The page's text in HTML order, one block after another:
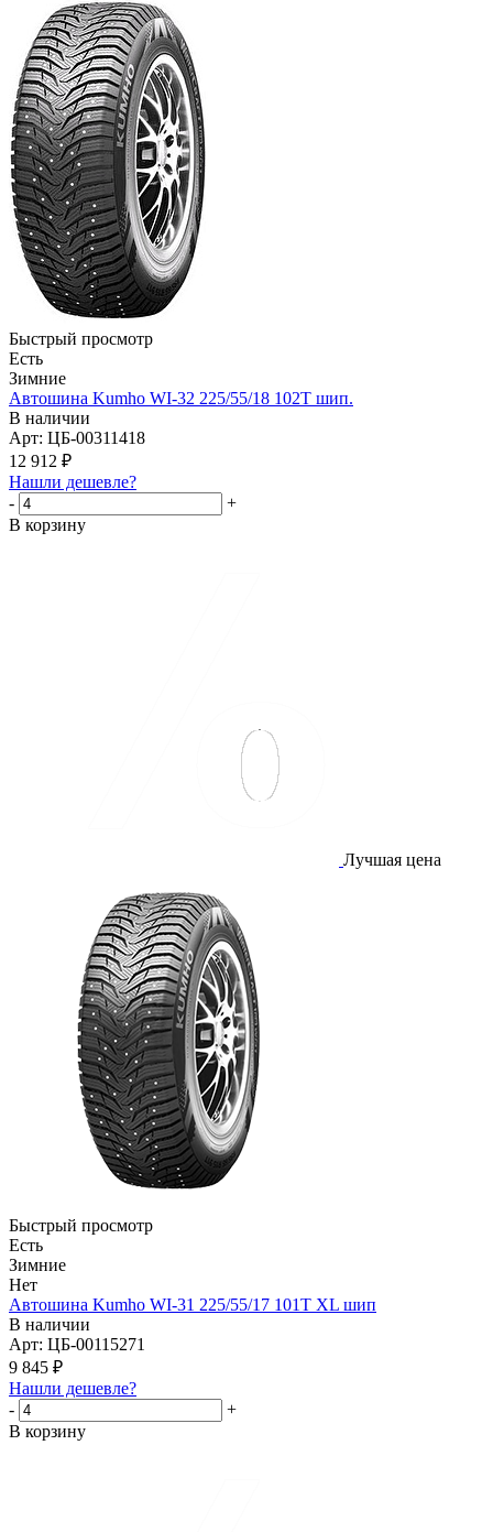
Быстрый просмотр
Есть
Зимние
Автошина Kumho WI-32 225/55/18 102T шип.
В наличии
Арт: ЦБ-00311418
12 912 ₽
Нашли дешевле?
-
+
В корзину
Лучшая цена
Быстрый просмотр
Есть
Зимние
Нет
Автошина Kumho WI-31 225/55/17 101T XL шип
В наличии
Арт: ЦБ-00115271
9 845 ₽
Нашли дешевле?
-
+
В корзину